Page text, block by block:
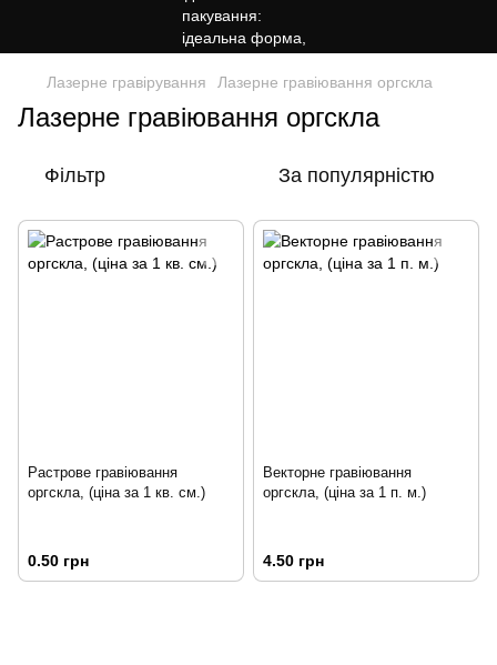
Лазерне гравірування Лазерне гравіювання оргскла
Лазерне гравіювання оргскла
Фільтр За популярністю
Растрове гравіювання
оргскла, (ціна за 1 кв. см.)
0.50 грн
Векторне гравіювання
оргскла, (ціна за 1 п. м.)
4.50 грн